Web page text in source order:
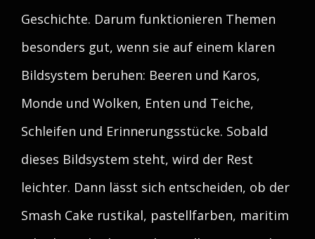
Geschichte. Darum funktionieren Themen
besonders gut, wenn sie auf einem klaren
Bildsystem beruhen: Beeren und Karos,
Monde und Wolken, Enten und Teiche,
Schleifen und Erinnerungsstücke. Sobald
dieses Bildsystem steht, wird der Rest
leichter. Dann lässt sich entscheiden, ob der
Smash Cake rustikal, pastellfarben, maritim